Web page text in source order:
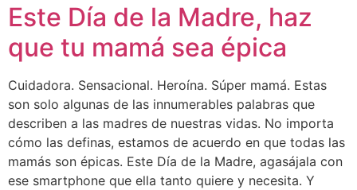
Este Día de la Madre, haz
que tu mamá sea épica
Cuidadora. Sensacional. Heroína. Súper mamá. Estas
son solo algunas de las innumerables palabras que
describen a las madres de nuestras vidas. No importa
cómo las definas, estamos de acuerdo en que todas las
mamás son épicas. Este Día de la Madre, agasájala con
ese smartphone que ella tanto quiere y necesita. Y